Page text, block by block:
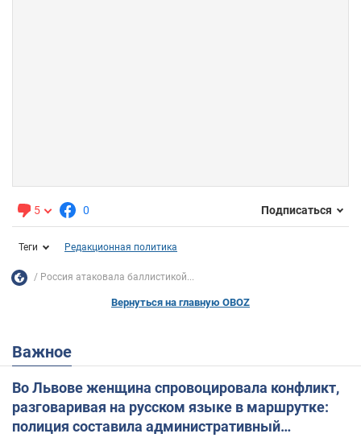
5 0 Подписаться
Теги Редакционная политика
Россия атаковала баллистикой...
Вернуться на главную OBOZ
Важное
Во Львове женщина спровоцировала конфликт,
разговаривая на русском языке в маршрутке:
полиция составила административный